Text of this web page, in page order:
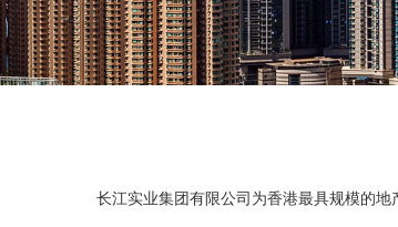
长江实业集团有限公司为香港最具规模的